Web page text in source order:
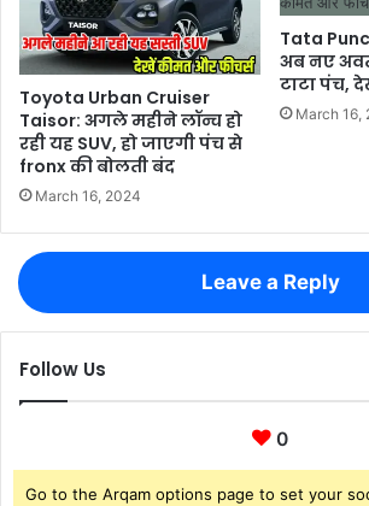
Toyota Urban Cruiser
Taisor: अगले महीने लॉन्च हो
रही यह SUV, हो जाएगी पंच से
fronx की बोलती बंद
March 16, 2024
Tata
अब नए
टाटा पंच,
March 16,
Leave a Reply
Follow Us
0
Go to the Arqam options page to set your